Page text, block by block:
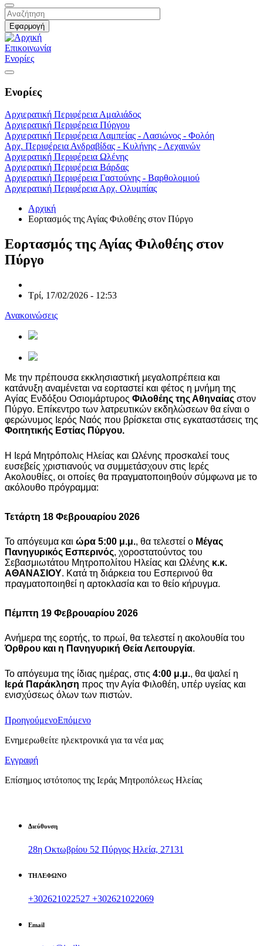
Επικοινωνία
Ενορίες
Ενορίες
Αρχιερατική Περιφέρεια Αμαλιάδος
Αρχιερατική Περιφέρεια Πύργου
Αρχιερατική Περιφέρεια Λαμπείας - Λασιώνος - Φολόη
Αρχ. Περιφέρεια Ανδραβίδας - Κυλήνης - Λεχαινών
Αρχιερατική Περιφέρεια Ωλένης
Αρχιερατική Περιφέρεια Βάρδας
Αρχιερατική Περιφέρεια Γαστούνης - Βαρθολομιού
Αρχιερατική Περιφέρεια Αρχ. Ολυμπίας
Αρχική
Εορτασμός της Αγίας Φιλοθέης στον Πύργο
Εορτασμός της Αγίας Φιλοθέης στον
Πύργο
Τρί, 17/02/2026 - 12:53
Ανακοινώσεις
Με την πρέπουσα εκκλησιαστική μεγαλοπρέπεια και
κατάνυξη αναμένεται να εορταστεί και φέτος η μνήμη της
Αγίας Ενδόξου Οσιομάρτυρος Φιλοθέης της Αθηναίας στον
Πύργο. Επίκεντρο των λατρευτικών εκδηλώσεων θα είναι ο
φερώνυμος Ιερός Ναός που βρίσκεται στις εγκαταστάσεις της
Φοιτητικής Εστίας Πύργου.
Η Ιερά Μητρόπολις Ηλείας και Ωλένης προσκαλεί τους
ευσεβείς χριστιανούς να συμμετάσχουν στις Ιερές
Ακολουθίες, οι οποίες θα πραγματοποιηθούν σύμφωνα με το
ακόλουθο πρόγραμμα:
Τετάρτη 18 Φεβρουαρίου 2026
Το απόγευμα και ώρα 5:00 μ.μ., θα τελεστεί ο Μέγας
Πανηγυρικός Εσπερινός, χοροστατούντος του
Σεβασμιωτάτου Μητροπολίτου Ηλείας και Ωλένης κ.κ.
ΑΘΑΝΑΣΙΟΥ. Κατά τη διάρκεια του Εσπερινού θα
πραγματοποιηθεί η αρτοκλασία και το θείο κήρυγμα.
Πέμπτη 19 Φεβρουαρίου 2026
Ανήμερα της εορτής, το πρωί, θα τελεστεί η ακολουθία του
Όρθρου και η Πανηγυρική Θεία Λειτουργία.
Το απόγευμα της ίδιας ημέρας, στις 4:00 μ.μ., θα ψαλεί η
Ιερά Παράκληση προς την Αγία Φιλοθέη, υπέρ υγείας και
ενισχύσεως όλων των πιστών.
ΠροηγούμενοΕπόμενο
Ενημερωθείτε ηλεκτρονικά για τα νέα μας
Εγγραφή
Επίσημος ιστότοπος της Ιεράς Μητροπόλεως Ηλείας
Διεύθυνση
28η Οκτωβρίου 52 Πύργος Ηλεία, 27131
ΤΗΛΕΦΩΝΟ
+302621022527 +302621022069
Email